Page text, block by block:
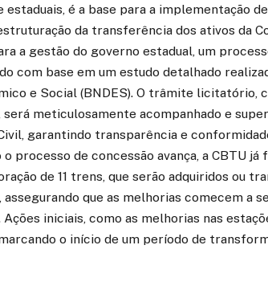
estaduais, é a base para a implementação
da transferência dos ativos da
a gestão do governo estadual, um
com base em um estudo detalhado
e Social (BNDES). O trâmite licitatório,
meticulosamente acompanhado e
garantindo transparência e
processo de concessão avança, a CBTU
de 11 trens, que serão adquiridos ou
assegurando que as melhorias comecem a
iniciais, como as melhorias nas
o início de um período de